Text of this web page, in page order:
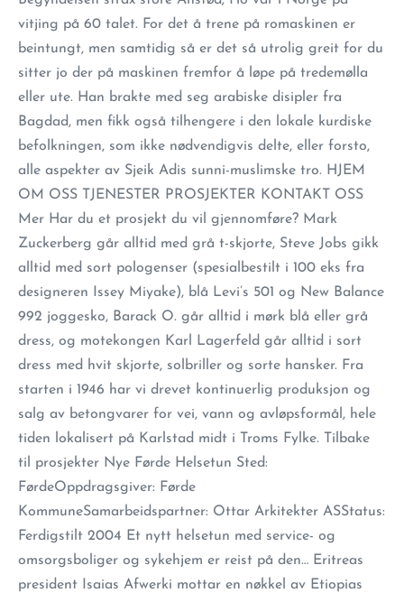
vitjing på 60 talet. For det å trene på romaskinen er
beintungt, men samtidig så er det så utrolig greit for du
sitter jo der på maskinen fremfor å løpe på tredemølla
eller ute. Han brakte med seg arabiske disipler fra
Bagdad, men fikk også tilhengere i den lokale kurdiske
befolkningen, som ikke nødvendigvis delte, eller forsto,
alle aspekter av Sjeik Adis sunni-muslimske tro. HJEM
OM OSS TJENESTER PROSJEKTER KONTAKT OSS
Mer Har du et prosjekt du vil gjennomføre? Mark
Zuckerberg går alltid med grå t-skjorte, Steve Jobs gikk
alltid med sort pologenser (spesialbestilt i 100 eks fra
designeren Issey Miyake), blå Levi’s 501 og New Balance
992 joggesko, Barack O. går alltid i mørk blå eller grå
dress, og motekongen Karl Lagerfeld går alltid i sort
dress med hvit skjorte, solbriller og sorte hansker. Fra
starten i 1946 har vi drevet kontinuerlig produksjon og
salg av betongvarer for vei, vann og avløpsformål, hele
tiden lokalisert på Karlstad midt i Troms Fylke. Tilbake
til prosjekter Nye Førde Helsetun Sted:
FørdeOppdragsgiver: Førde
KommuneSamarbeidspartner: Ottar Arkitekter ASStatus:
Ferdigstilt 2004 Et nytt helsetun med service- og
omsorgsboliger og sykehjem er reist på den… Eritreas
president Isaias Afwerki mottar en nøkkel av Etiopias